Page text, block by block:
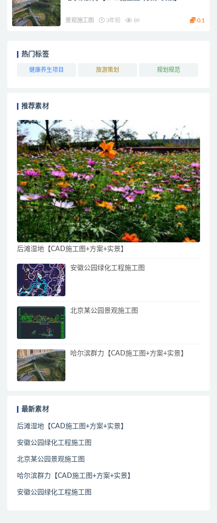
景观施工图 3年前 89 0.1
热门标签
健康养生项目 旅游策划 规划规范
推荐素材
后滩湿地【CAD施工图+方案+实景】
安徽公园绿化工程施工图
北京某公园景观施工图
哈尔滨群力【CAD施工图+方案+实景】
最新素材
后滩湿地【CAD施工图+方案+实景】
安徽公园绿化工程施工图
北京某公园景观施工图
哈尔滨群力【CAD施工图+方案+实景】
安徽公园绿化工程施工图